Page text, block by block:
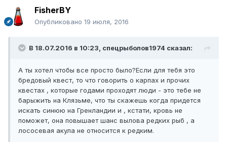
FisherBY
Опубликовано 19 июля, 2016
В 18.07.2016 в 10:23, спецрыболов1974 сказал:
А ты хотел чтобы все просто было?Если для тебя это
бредовый квест, то что говорить о карпах и прочих
квестах , которые годами проходят люди - это тебе не
барыжить на Клязьме, что ты скажешь когда придется
искать синюю на Гренландии и , кстати, кровь не
поможет, она повышает шанс вылова редких рыб , а
лососевая акула не относится к редким.